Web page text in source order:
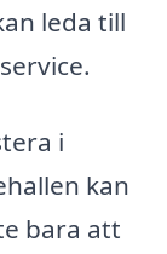
leda till
i
kan
bara att